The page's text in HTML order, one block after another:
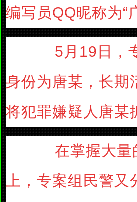
编写员QQ昵称为“
5月19日，专
身份为唐某，长期
将犯罪嫌疑人唐某
在掌握大量
上，专案组民警